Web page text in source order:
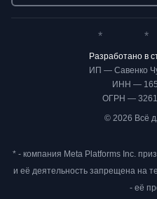
ИП — Савенко
ИНН —
ОГРН —
© 2026 Всё
* *
Разработано в
* - компания Meta Platforms Inc.
и её деятельность запрещена на
- её